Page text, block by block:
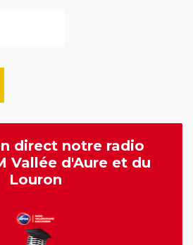
direct notre radio
Vallée d'Aure et du
Louron